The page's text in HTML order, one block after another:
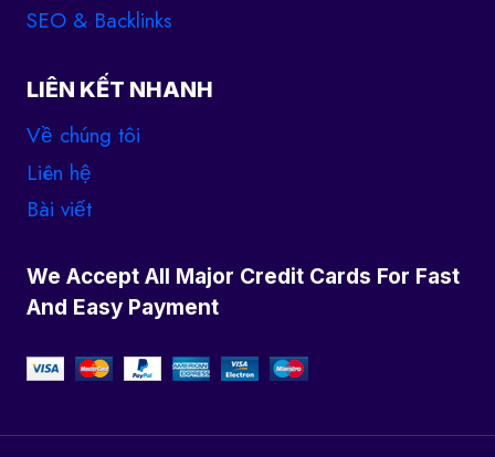
SEO & Backlinks
LIÊN KẾT NHANH
Về chúng tôi
Liên hệ
Bài viết
We Accept All Major Credit Cards For Fast
And Easy Payment